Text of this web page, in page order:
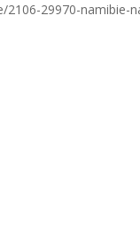
29970-namibie-